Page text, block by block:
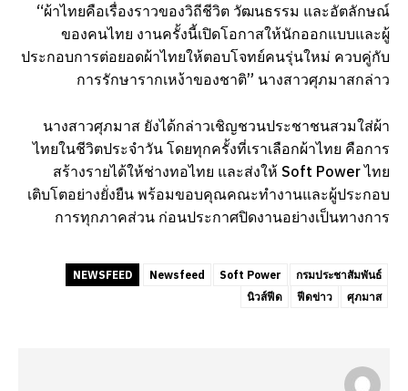
“ผ้าไทยคือเรื่องราวของวิถีชีวิต วัฒนธรรม และอัตลักษณ์
ของคนไทย งานครั้งนี้เปิดโอกาสให้นักออกแบบและผู้
ประกอบการต่อยอดผ้าไทยให้ตอบโจทย์คนรุ่นใหม่ ควบคู่กับ
การรักษารากเหง้าของชาติ” นางสาวศุภมาสกล่าว
นางสาวศุภมาส ยังได้กล่าวเชิญชวนประชาชนสวมใส่ผ้า
ไทยในชีวิตประจำวัน โดยทุกครั้งที่เราเลือกผ้าไทย คือการ
สร้างรายได้ให้ช่างทอไทย และส่งให้ Soft Power ไทย
เติบโตอย่างยั่งยืน พร้อมขอบคุณคณะทำงานและผู้ประกอบ
การทุกภาคส่วน ก่อนประกาศปิดงานอย่างเป็นทางการ
NEWSFEED Newsfeed Soft Power
กรมประชาสัมพันธ์
นิวส์ฟีด
ฟีดข่าว ศุภมาส